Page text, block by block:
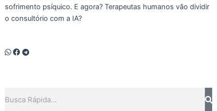
sofrimento psíquico. E agora? Terapeutas humanos vão dividir
o consultório com a IA?